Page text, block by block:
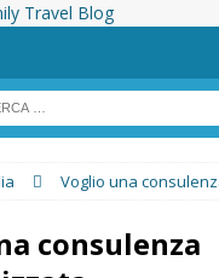
Voglio una
consulenza